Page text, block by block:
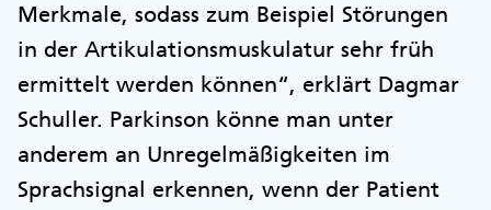
Merkmale, sodass zum Beispiel Störungen
in der Artikulationsmuskulatur sehr früh
ermittelt werden können“, erklärt Dagmar
Schuller. Parkinson könne man unter
anderem an Unregelmäßigkeiten im
Sprachsignal erkennen, wenn der Patient